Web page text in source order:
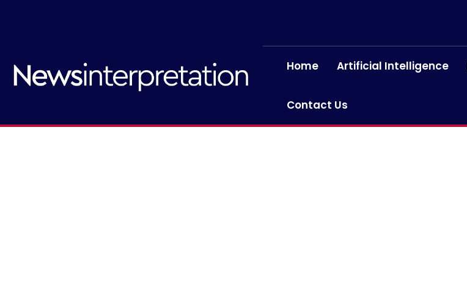
Home Artificial Intelligence
Contact Us